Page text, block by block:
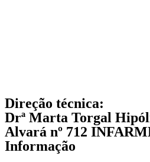
Direção técnica:
Drª Marta Torgal
Alvará nº 712
Informação